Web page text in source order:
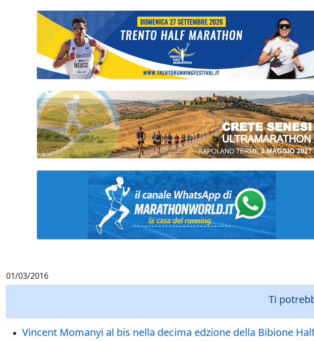
01/03/2016
Ti
Vincent Momanyi al bis nella decima edzione della Bibione